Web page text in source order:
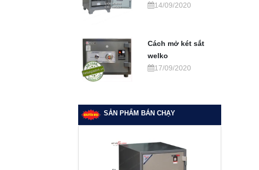
14/09/2020
Cách mở két sắt
welko
17/09/2020
SẢN PHẨM BÁN CHẠY